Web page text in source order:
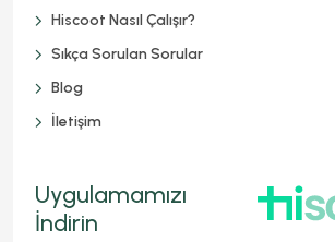
Hiscoot Nasıl Çalışır?
Sıkça Sorulan Sorular
Blog
İletişim
Uygulamamızı
İndirin